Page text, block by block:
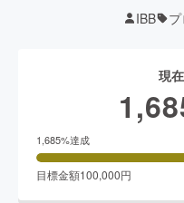
IBB
現
1,685%達成
目標金額100,000円